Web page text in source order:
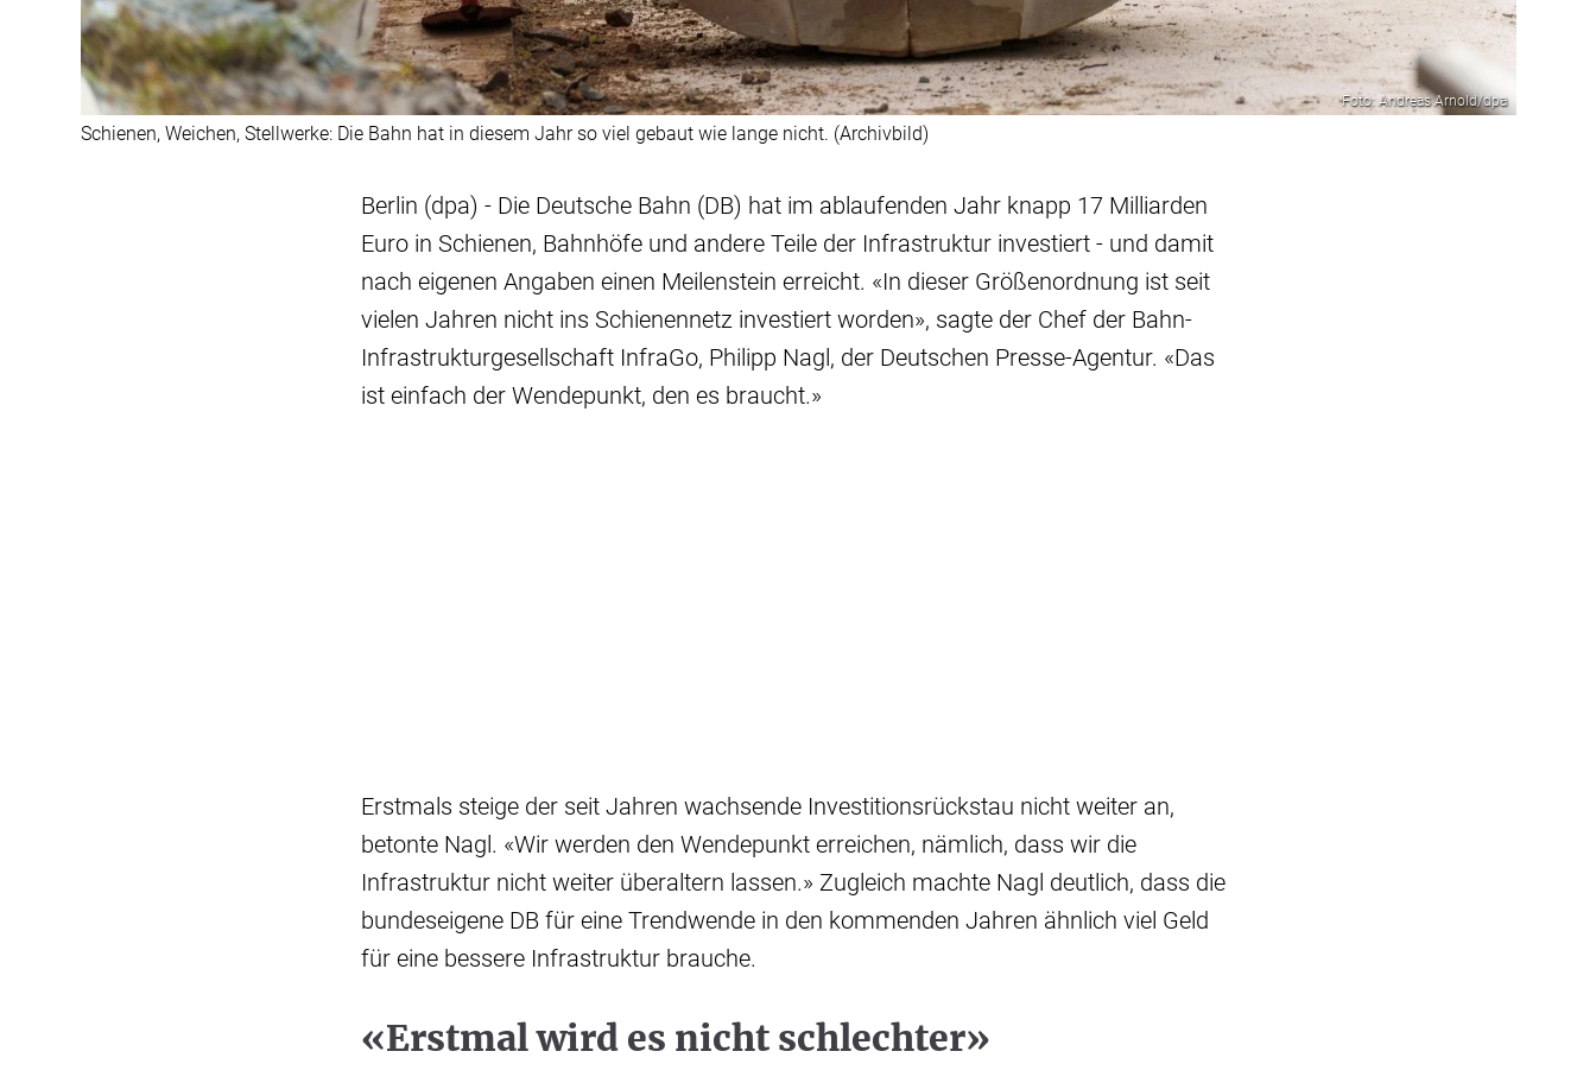
Foto: Andreas Arnold/dpa
Schienen, Weichen, Stellwerke: Die Bahn hat in diesem Jahr so viel gebaut wie lange nicht. (Archivbild)
Berlin (dpa) - Die Deutsche Bahn (DB) hat im ablaufenden Jahr knapp 17 Milliarden
Euro in Schienen, Bahnhöfe und andere Teile der Infrastruktur investiert - und damit
nach eigenen Angaben einen Meilenstein erreicht. «In dieser Größenordnung ist seit
vielen Jahren nicht ins Schienennetz investiert worden», sagte der Chef der Bahn-
Infrastrukturgesellschaft InfraGo, Philipp Nagl, der Deutschen Presse-Agentur. «Das
ist einfach der Wendepunkt, den es braucht.»
Erstmals steige der seit Jahren wachsende Investitionsrückstau nicht weiter an,
betonte Nagl. «Wir werden den Wendepunkt erreichen, nämlich, dass wir die
Infrastruktur nicht weiter überaltern lassen.» Zugleich machte Nagl deutlich, dass die
bundeseigene DB für eine Trendwende in den kommenden Jahren ähnlich viel Geld
für eine bessere Infrastruktur brauche.
«Erstmal wird es nicht schlechter»